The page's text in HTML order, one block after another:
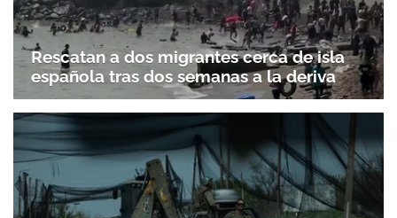
Rescatan a dos migrantes cerca de isla
española tras dos semanas a la deriva